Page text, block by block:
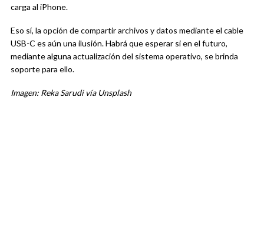
carga al iPhone.
Eso sí, la opción de compartir archivos y datos mediante el cable
USB-C es aún una ilusión. Habrá que esperar si en el futuro,
mediante alguna actualización del sistema operativo, se brinda
soporte para ello.
Imagen: Reka Sarudi vía Unsplash